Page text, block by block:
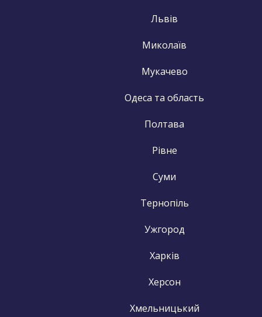
Львів
Миколаїв
Мукачево
Одеса та область
Полтава
Рівне
Суми
Тернопіль
Ужгород
Харків
Херсон
Хмельницький